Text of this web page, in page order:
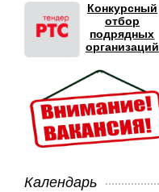
Конкурсный
отбор
подрядных
организаций
Календарь